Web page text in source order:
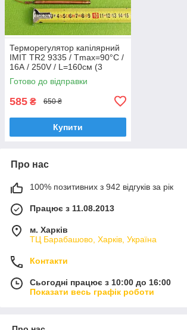
Терморегулятор капілярний
IMIT TR2 9335 / Tmax=90°C /
16А / 250V / L=160см (3
контакти) до електрокотлів
"TENKO"
Готово до відправки
585 ₴ 650 ₴
Купити
Про нас
100% позитивних з 942 відгуків за рік
Працює з 11.08.2013
м. Харків
ТЦ Барабашово, Харків, Україна
Контакти
Сьогодні працює з 10:00 до 16:00
Показати весь графік роботи